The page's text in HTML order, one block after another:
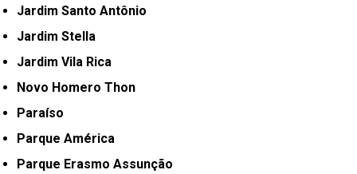
Jardim Santo Antônio
Jardim Stella
Jardim Vila Rica
Novo Homero Thon
Paraíso
Parque América
Parque Erasmo Assunção